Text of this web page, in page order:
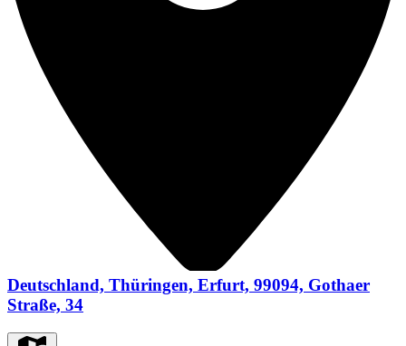
Deutschland, Thüringen, Erfurt, 99094, Gothaer
Straße, 34